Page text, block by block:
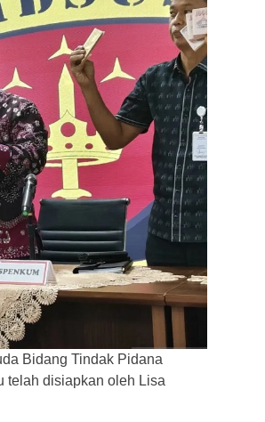
Bidang Tindak Pidana
telah disiapkan oleh Lisa